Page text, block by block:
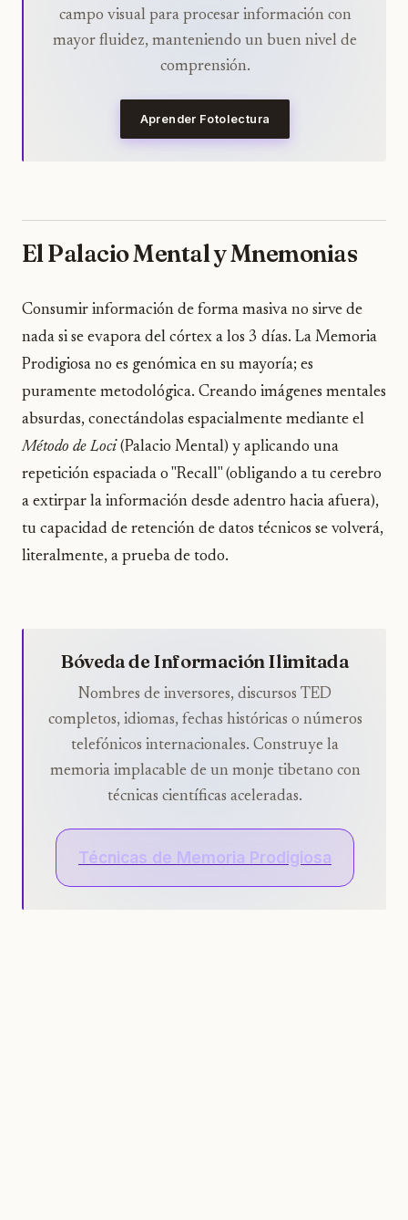
campo visual para procesar información con
mayor fluidez, manteniendo un buen nivel de
comprensión.
Aprender Fotolectura
El Palacio Mental y Mnemonias
Consumir información de forma masiva no sirve de
nada si se evapora del córtex a los 3 días. La Memoria
Prodigiosa no es genómica en su mayoría; es
puramente metodológica. Creando imágenes mentales
absurdas, conectándolas espacialmente mediante el
Método de Loci (Palacio Mental) y aplicando una
repetición espaciada o "Recall" (obligando a tu cerebro
a extirpar la información desde adentro hacia afuera),
tu capacidad de retención de datos técnicos se volverá,
literalmente, a prueba de todo.
Bóveda de Información Ilimitada
Nombres de inversores, discursos TED
completos, idiomas, fechas históricas o números
telefónicos internacionales. Construye la
memoria implacable de un monje tibetano con
técnicas científicas aceleradas.
Técnicas de Memoria Prodigiosa